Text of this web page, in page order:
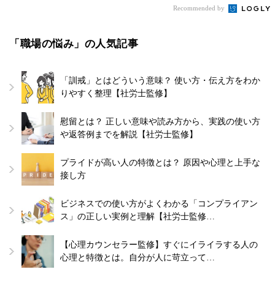
Recommended by
「職場の悩み」の人気記事
「訓戒」とはどういう意味？ 使い方・伝え方をわか
りやすく整理【社労士監修】
慰留とは？ 正しい意味や読み方から、実践の使い方
や返答例までを解説【社労士監修】
プライドが高い人の特徴とは？ 原因や心理と上手な
接し方
ビジネスでの使い方がよくわかる「コンプライアン
ス」の正しい実例と理解【社労士監修…
【心理カウンセラー監修】すぐにイライラする人の
心理と特徴とは。自分が人に苛立って…